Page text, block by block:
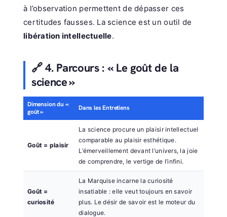
à l’observation permettent de dépasser ces
certitudes fausses. La science est un outil de
libération intellectuelle.
🔗 4. Parcours : « Le goût de la
science »
Dimension du «
goût »
Dans les Entretiens
Goût = plaisir
La science procure un plaisir intellectuel
comparable au plaisir esthétique.
L’émerveillement devant l’univers, la joie
de comprendre, le vertige de l’infini.
Goût =
curiosité
La Marquise incarne la curiosité
insatiable : elle veut toujours en savoir
plus. Le désir de savoir est le moteur du
dialogue.